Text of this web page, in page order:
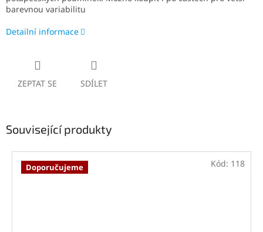
barevnou variabilitu
Detailní informace
ZEPTAT SE SDÍLET
Související produkty
Doporučujeme Kód: 118